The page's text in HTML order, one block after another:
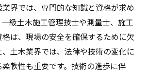
界では、専門的な知識と資格が求め
級土木施工管理技士や測量士、施工
は、現場の安全を確保するために欠
土木業界では、法律や技術の変化に
軟性も重要です。技術の進歩に伴